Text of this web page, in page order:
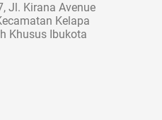
Jl. Kirana Avenue
Kelapa
Khusus Ibukota